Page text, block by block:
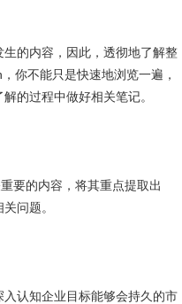
的内容，因此，透彻地了解整
你不能只是快速地浏览一遍，
的过程中做好相关笔记。
要的内容，将其重点提取出
问题。
认知企业目标能够会持久的市